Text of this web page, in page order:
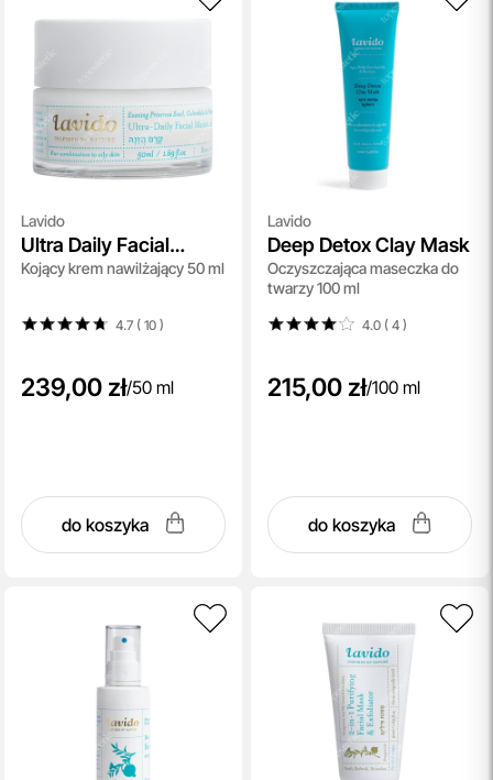
Lavido
Ultra Daily Facial
Moisture Cream
Kojący krem nawilżający 50 ml
4.7 ( 10)
239,00 zł/50 ml
do koszyka
Lavido
Deep Detox Clay Mask
Oczyszczająca maseczka do
twarzy 100 ml
4.0 ( 4)
215,00 zł/100 ml
do koszyka